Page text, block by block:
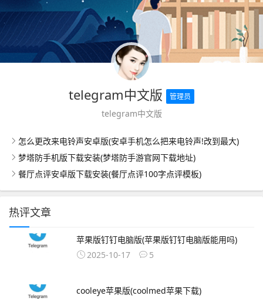
telegram中文版 管理员
telegram中文版
怎么更改来电铃声安卓版(安卓手机怎么把来电铃声!改到最大)
梦塔防手机版下载安装(梦塔防手游官网下载地址)
餐厅点评安卓版下载安装(餐厅点评100字点评模板)
热评文章
苹果版钉钉电脑版(苹果版钉钉电脑版能用吗)
2025-10-17
5
cooleye苹果版(coolmed苹果下载)